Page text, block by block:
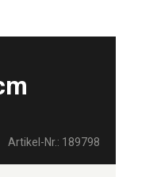
Artikel-Nr.: 189798